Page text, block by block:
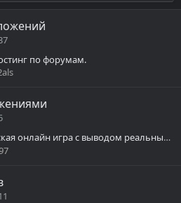
по форумам.
онлайн игра с выводом реальных денег